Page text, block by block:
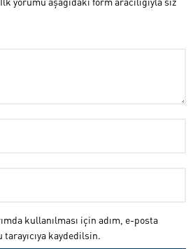
kullanılması için adım, e-posta
kaydedilsin.